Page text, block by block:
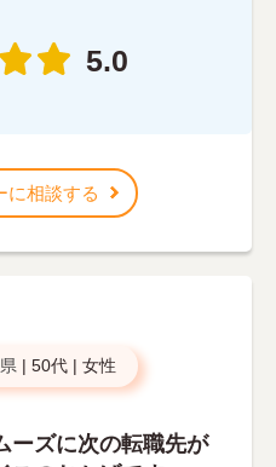
5.0
に相談する
| 50代 | 女性
ーズに次の転職先が